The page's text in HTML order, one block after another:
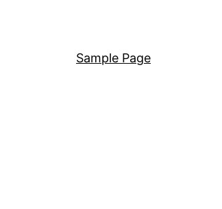
Sample Page